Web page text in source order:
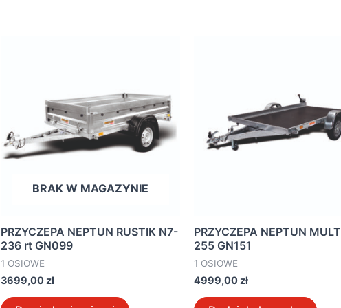
BRAK W MAGAZYNIE
PRZYCZEPA NEPTUN RUSTIK N7-
236 rt GN099
1 OSIOWE
3699,00 zł
PRZYCZEPA NEPTUN
255 GN151
1 OSIOWE
4999,00 zł